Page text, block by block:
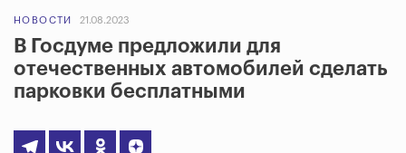
НОВОСТИ 21.08.2023
В Госдуме предложили для
отечественных автомобилей сделать
парковки бесплатными